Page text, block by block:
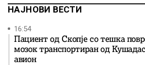
народ. Еден од најпознатите такви
НАЈНОВИ ВЕСТИ
16:54
Пациент од Скопје со тешка
мозок транспортиран од
авион